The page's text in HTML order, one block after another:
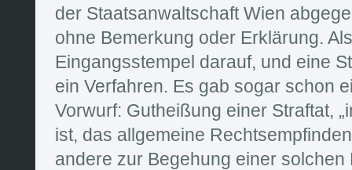
der Staatsanwaltschaft Wien
ohne Bemerkung oder Erklärung.
Eingangsstempel darauf, und eine
ein Verfahren. Es gab sogar schon
Vorwurf: Gutheißung einer Straftat,
ist, das allgemeine
andere zur Begehung einer solchen